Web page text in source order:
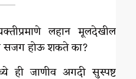
लहान मूलदेखील
सजग होऊ शकते का?
ही जाणीव अगदी सुस्पष्ट